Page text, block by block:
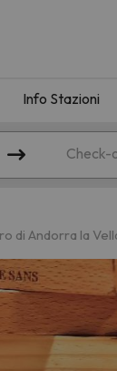
Info Stazioni
Check-
di Andorra la